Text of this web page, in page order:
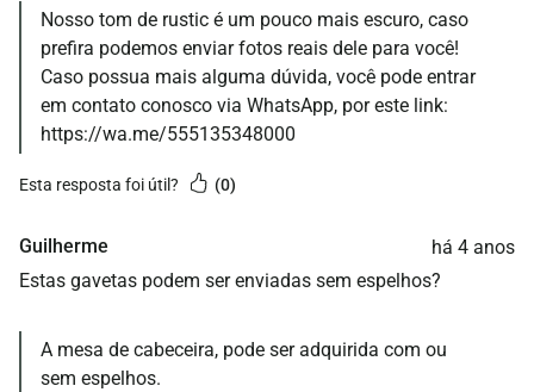
Nosso tom de rustic é um pouco mais escuro, caso
prefira podemos enviar fotos reais dele para você!
Caso possua mais alguma dúvida, você pode entrar
em contato conosco via WhatsApp, por este link:
https://wa.me/555135348000
esta resposta foi útil? 0
Guilherme
há 4 anos
Estas gavetas podem ser enviadas sem espelhos?
A mesa de cabeceira, pode ser adquirida com ou
sem espelhos.